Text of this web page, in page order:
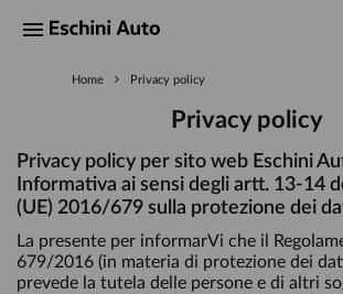
Home Privacy policy
Privacy policy
Privacy policy per sito web Eschini
Informativa ai sensi degli artt. 13-14
(UE) 2016/679 sulla protezione dei
La presente per informarVi che il
679/2016 (in materia di protezione dei
prevede la tutela delle persone e di altri